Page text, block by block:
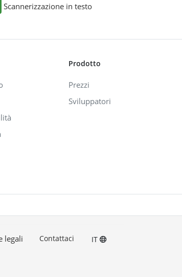
Scannerizzazione in testo
Prodotto
Prezzi
Sviluppatori
legali Contattaci IT